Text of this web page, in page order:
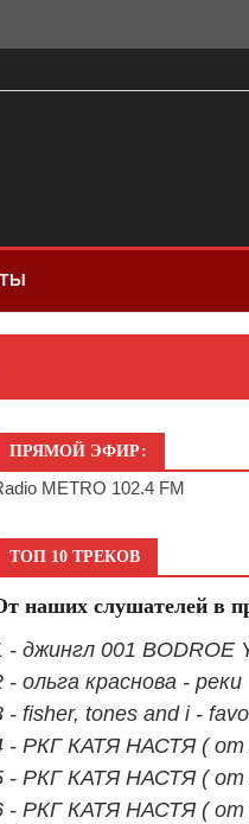
ПРЯМОЙ ЭФИР:
METRO 102.4 FM
ТОП 10 ТРЕКОВ
наших слушателей в
- джингл 001 BODROE
- ольга краснова - реки
- fisher, tones and i -
- РКГ КАТЯ НАСТЯ ( от
- РКГ КАТЯ НАСТЯ ( от
- РКГ КАТЯ НАСТЯ ( от